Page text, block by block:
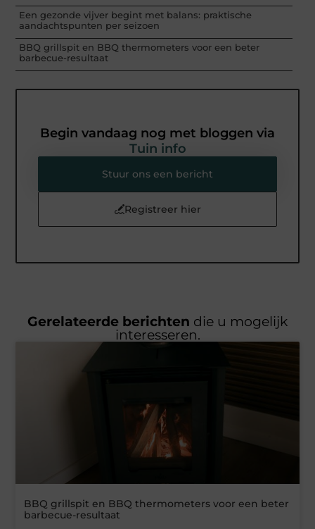
Een gezonde vijver begint met balans: praktische
aandachtspunten per seizoen
BBQ grillspit en BBQ thermometers voor een beter
barbecue-resultaat
Begin vandaag nog met bloggen via
Tuin info
Stuur ons een bericht
Registreer hier
Gerelateerde berichten die u mogelijk
interesseren.
BBQ grillspit en BBQ thermometers voor een beter
barbecue-resultaat